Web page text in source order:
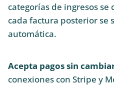
categorías de ingresos se
cada factura posterior se
automática.
Acepta pagos sin
conexiones con Stripe y